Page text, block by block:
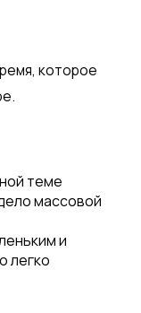
которое
теме
массовой
и
легко